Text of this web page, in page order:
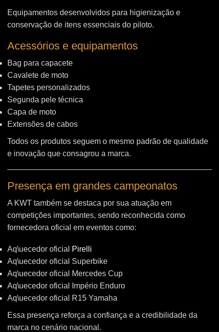
Equipamentos desenvolvidos para higienização e
conservação de itens essenciais do piloto.
Acessórios e equipamentos
Bag para capacete
Cavalete de moto
Tapetes personalizados
Segunda pele técnica
Capa de moto
Extensões de cabos
Todos os produtos seguem o mesmo padrão de qualidade
e inovação que consagrou a marca.
Presença em grandes campeonatos
A KWT também se destaca por sua atuação em
competições importantes, sendo reconhecida como
fornecedora oficial em eventos como:
Aq\uecedor oficial
Pirelli
Aq\uecedor oficial Superbike
Aq\uecedor oficial Mercedes Cup
Aq\uecedor oficial Império Enduro
Aq\uecedor oficial R15 Yamaha
Essa presença reforça a confiança e a credibilidade da
marca no cenário nacional.